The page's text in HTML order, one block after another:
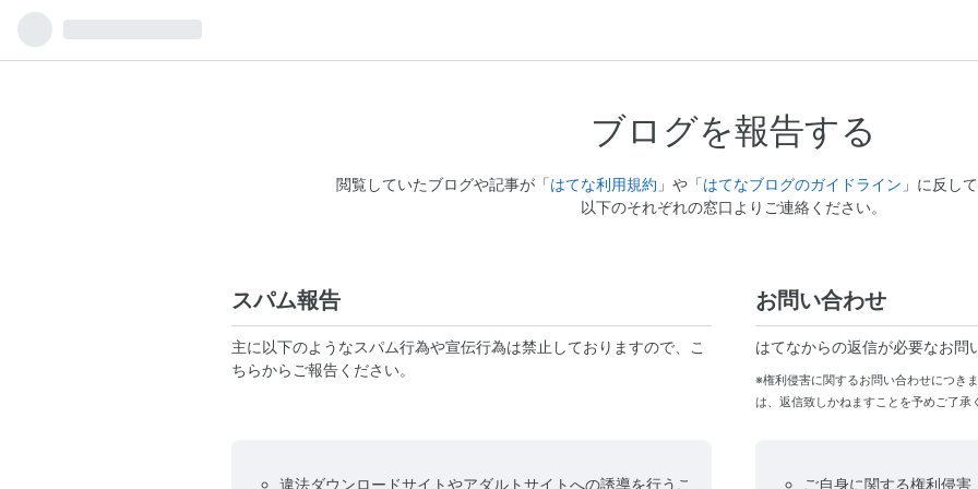
ブログを報告する
閲覧していたブログや記事が「はてな利用規約 」や「はてなブログのガイドライン 」に反し
以下のそれぞれの窓口よりご連絡ください。
スパム報告
主に以下のようなスパム行為や宣伝行為は禁止しておりますので、こ
ちらからご報告ください。
違法ダウンロードサイトやアダルトサイトへの誘導を行うこ
お問い合わせ
はてなからの返信が必要なお問
※権利侵害に関するお問い合わせにつき
は、返信致しかねますことを予めご了承
ご自身に関する権利侵